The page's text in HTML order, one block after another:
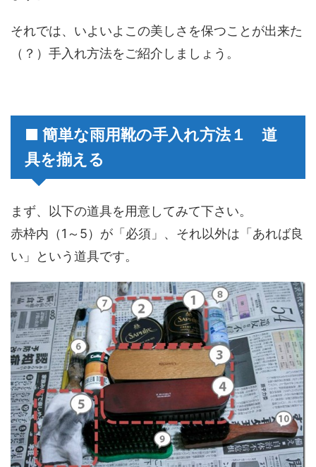
それでは、いよいよこの美しさを保つことが出来た
（？）手入れ方法をご紹介しましょう。
■ 簡単な雨用靴の手入れ方法１ 道
具を揃える
まず、以下の道具を用意してみて下さい。
赤枠内（1～5）が「必須」、それ以外は「あれば良
い」という道具です。